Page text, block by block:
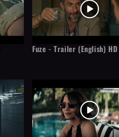
Fuze - Trailer (English) HD